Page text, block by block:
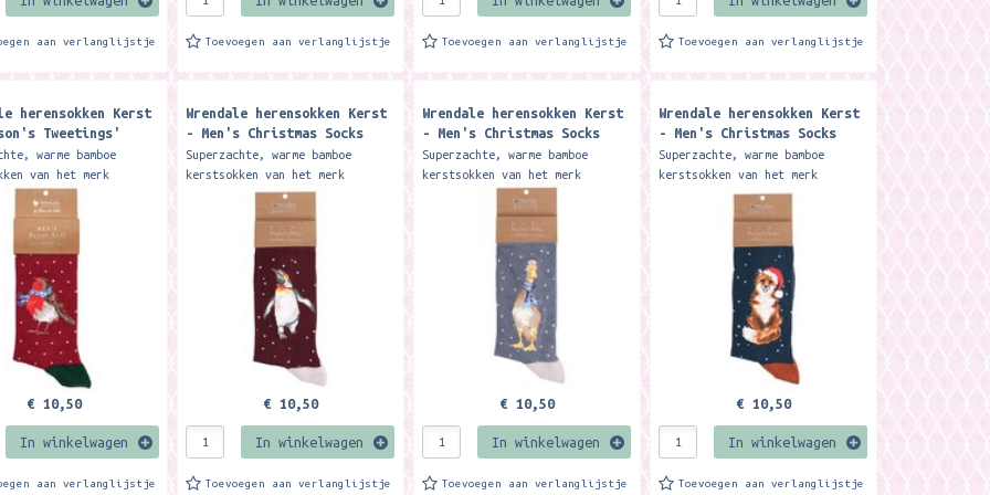
aan verlanglijstje Toevoegen aan verlanglijstje Toevoegen aan verlanglijstje Toevoegen aan verlanglijstje
herensokken Kerst
Tweetings'
Socks
warme bamboe
van het merk
Designs. De sokken
van 100% Oeko-Tex
Het materiaal is zacht,
€ 10,50
In winkelwagen
aan verlanglijstje
Wrendale herensokken Kerst
- Men's Christmas Socks
Christmas King - Penguin -
kerstsokken
Superzachte, warme bamboe
kerstsokken van het merk
Wrendale Designs. De sokken
zijn gemaakt van 100% Oeko-Tex
bamboe. Het materiaal is zacht,
€ 10,50
In winkelwagen
Toevoegen aan verlanglijstje
Wrendale herensokken Kerst
- Men's Christmas Socks
Christmas Scarves - Duck -
kerstsokken
Superzachte, warme bamboe
kerstsokken van het merk
Wrendale Designs. De sokken
zijn gemaakt van 100% Oeko-Tex
bamboe. Het materiaal is zacht,
€ 10,50
In winkelwagen
Toevoegen aan verlanglijstje
Wrendale herensokken Kerst
- Men's Christmas Socks
Festive Fox - Kerstsokken
Superzachte, warme bamboe
kerstsokken van het merk
Wrendale Designs. De sokken
zijn gemaakt van 100% Oeko-Tex
bamboe. Het materiaal is zacht,
€ 10,50
In winkelwagen
Toevoegen aan verlanglijstje